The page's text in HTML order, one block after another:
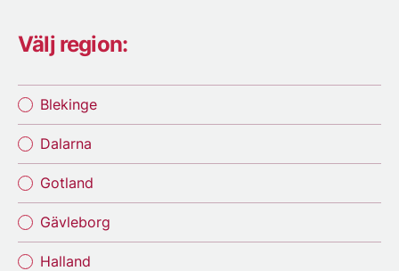
Välj region:
Blekinge
Dalarna
Gotland
Gävleborg
Halland